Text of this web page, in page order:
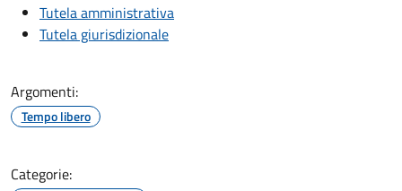
Tutela amministrativa
Tutela giurisdizionale
Argomenti:
Tempo libero
Categorie: